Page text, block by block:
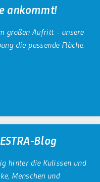
ankommt!
großen Aufritt - unsere
die passende Fläche.
Blog
hinter die Kulissen und
Menschen und